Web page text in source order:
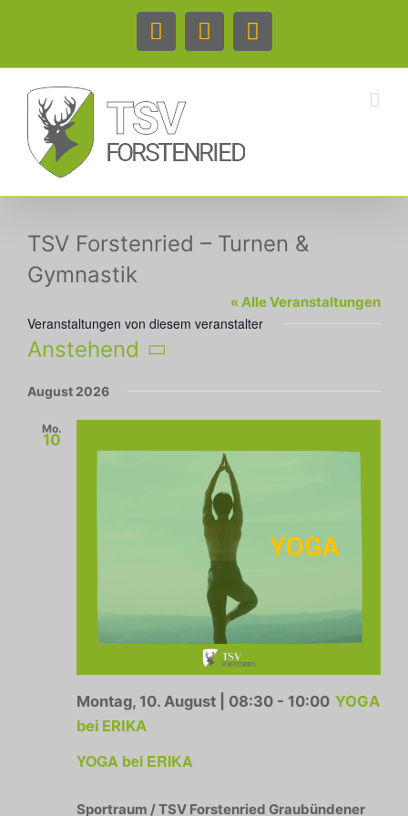
FacebookInstagram
Telefon
TSV Forstenried – Turnen &
Gymnastik
« Alle Veranstaltungen
Veranstaltungen von diesem veranstalter
Anstehend
wählen.
August 2026
Mo.
10
YOGA bei ERIKA
Montag, 10. August | 08:30 - 10:00 YOGA
bei ERIKA
Sportraum / TSV Forstenried Graubündener